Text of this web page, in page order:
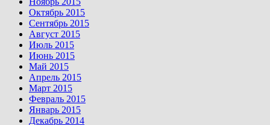
Октябрь 2015
Сентябрь 2015
Август 2015
Июль 2015
Июнь 2015
Май 2015
Апрель 2015
Март 2015
Февраль 2015
Январь 2015
Декабрь 2014